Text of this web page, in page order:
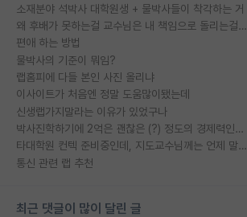
소재분야 석박사 대학원생 + 물박사들이 착각하는 거
왜 후배가 못하는걸 교수님은 내 책임으로 돌리는걸까요?
편애 하는 방법
물박사의 기준이 뭐임?
랩홈피에 다들 본인 사진 올리냐
이사이트가 처음엔 정말 도움많이됐는데
신생랩가지말라는 이유가 있었구나
박사진학하기에 2억은 괜찮은 (?) 정도의 경제력인가요
타대학원 컨텍 준비중인데, 지도교수님께는 언제 말씀드려야 할까요?
통신 관련 랩 추천
최근 댓글이 많이 달린 글